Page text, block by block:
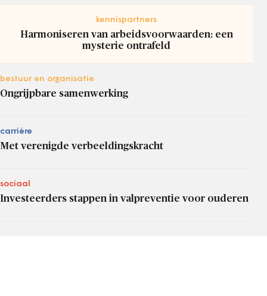
kennispartners
Harmoniseren van arbeidsvoorwaarden: een
mysterie ontrafeld
bestuur en organisatie
Ongrijpbare samenwerking
carrière
Met verenigde verbeeldingskracht
sociaal
Investeerders stappen in valpreventie voor ouderen